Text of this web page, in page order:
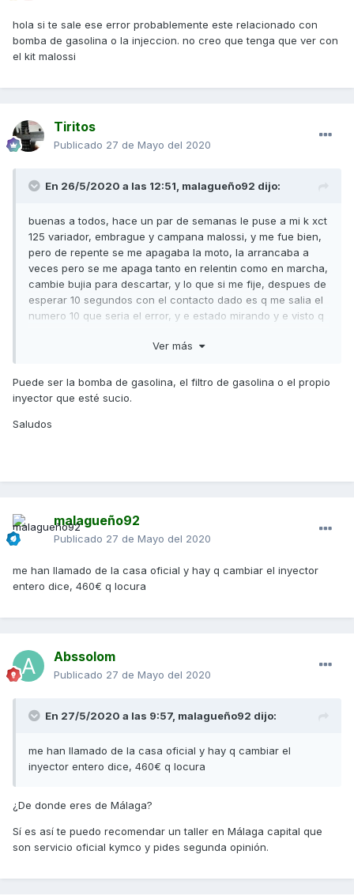
hola si te sale ese error probablemente este relacionado con
bomba de gasolina o la injeccion. no creo que tenga que ver con
el kit malossi
Tiritos
Publicado 27 de Mayo del 2020
En 26/5/2020 a las 12:51, malagueño92 dijo:
buenas a todos, hace un par de semanas le puse a mi k xct
125 variador, embrague y campana malossi, y me fue bien,
pero de repente se me apagaba la moto, la arrancaba a
veces pero se me apaga tanto en relentin como en marcha,
cambie bujia para descartar, y lo que si me fije, despues de
esperar 10 segundos con el contacto dado es q me salia el
numero 10 que seria el error, y e estado mirando y e visto q
cogiendo despues de que me dejara de andar y al dia
caliente fallara, y se me enciende la luz de error de motor,
os a pasado? que creeis q puede ser. saludos moteros.
Ver más
Puede ser la bomba de gasolina, el filtro de gasolina o el propio
inyector que esté sucio.
Saludos
malagueño92
Publicado 27 de Mayo del 2020
me han llamado de la casa oficial y hay q cambiar el inyector
entero dice, 460€ q locura
Abssolom
Publicado 27 de Mayo del 2020
En 27/5/2020 a las 9:57, malagueño92 dijo:
me han llamado de la casa oficial y hay q cambiar el
inyector entero dice, 460€ q locura
¿De donde eres de Málaga?
Sí es así te puedo recomendar un taller en Málaga capital que
son servicio oficial kymco y pides segunda opinión.